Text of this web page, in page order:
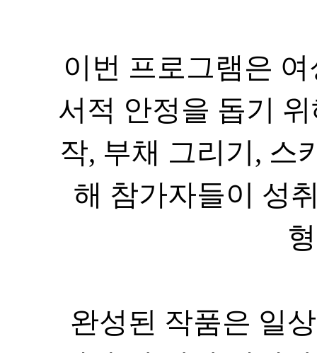
서적 안정을 돕기
작, 부채 그리기 ,
해 참가자들이 성